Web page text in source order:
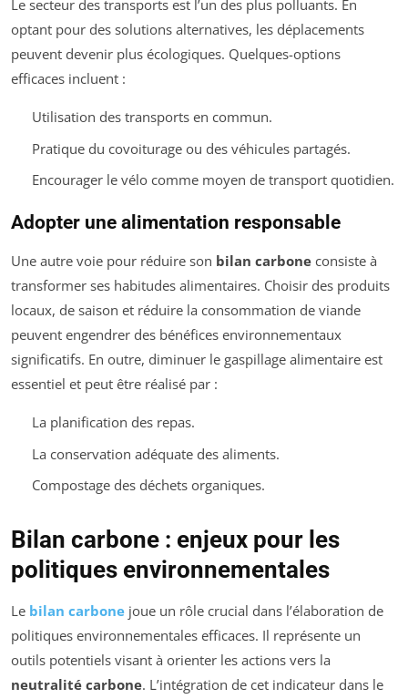
Le secteur des transports est l’un des plus polluants. En
optant pour des solutions alternatives, les déplacements
peuvent devenir plus écologiques. Quelques-options
efficaces incluent :
Utilisation des transports en commun.
Pratique du covoiturage ou des véhicules partagés.
Encourager le vélo comme moyen de transport quotidien.
Adopter une alimentation responsable
Une autre voie pour réduire son bilan carbone consiste à
transformer ses habitudes alimentaires. Choisir des produits
locaux, de saison et réduire la consommation de viande
peuvent engendrer des bénéfices environnementaux
significatifs. En outre, diminuer le gaspillage alimentaire est
essentiel et peut être réalisé par :
La planification des repas.
La conservation adéquate des aliments.
Compostage des déchets organiques.
Bilan carbone : enjeux pour les
politiques environnementales
Le bilan carbone joue un rôle crucial dans l’élaboration de
politiques environnementales efficaces. Il représente un
outils potentiels visant à orienter les actions vers la
neutralité carbone. L’intégration de cet indicateur dans le